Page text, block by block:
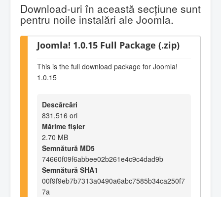
Download-uri în această secţiune sunt
pentru noile instalări ale Joomla.
Joomla! 1.0.15 Full Package (.zip)
This is the full download package for Joomla!
1.0.15
Descărcări
831,516 ori
Mărime fișier
2.70 MB
Semnătură MD5
74660f09f6abbee02b261e4c9c4dad9b
Semnătură SHA1
00f9f9eb7b7313a0490a6abc7585b34ca250f7
7a